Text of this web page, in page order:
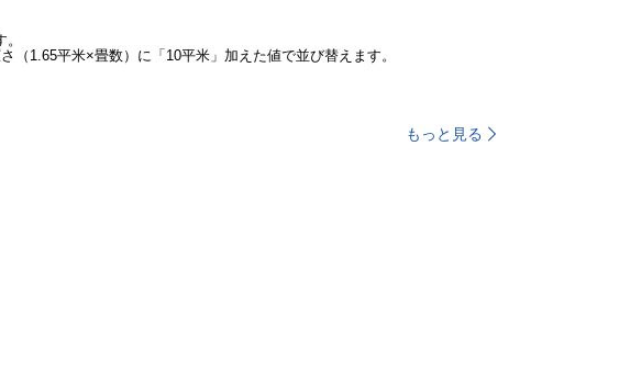
1.65平米×畳数）に「10平米」加えた値で並び替えます。
もっと見る